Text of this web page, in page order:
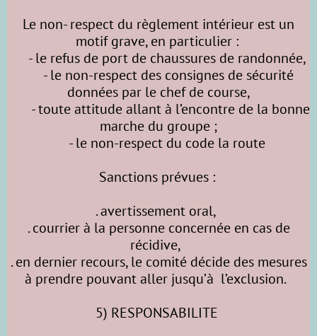
Le non- respect du règlement intérieur est un
motif grave, en particulier :
- le refus de port de chaussures de randonnée,
- le non-respect des consignes de sécurité
données par le chef de course,
- toute attitude allant à l’encontre de la bonne
marche du groupe ;
- le non-respect du code la route
Sanctions prévues :
. avertissement oral,
. courrier à la personne concernée en cas de
récidive,
. en dernier recours, le comité décide des mesures
à prendre pouvant aller jusqu’à l’exclusion.
5) RESPONSABILITE